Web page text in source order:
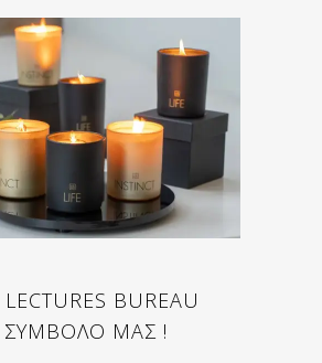
BUREAU
ΣΥΜΒΟΛΟ ΜΑΣ !